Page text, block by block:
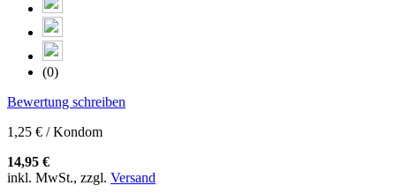
(0)
Bewertung schreiben
1,25 € / Kondom
14,95 €
inkl. MwSt., zzgl. Versand